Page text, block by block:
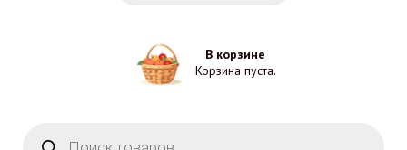
В корзине
Корзина пуста.